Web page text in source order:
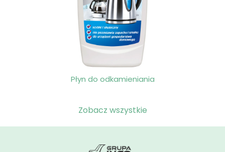
Zobacz wszystkie
Płyn do odkamieniania